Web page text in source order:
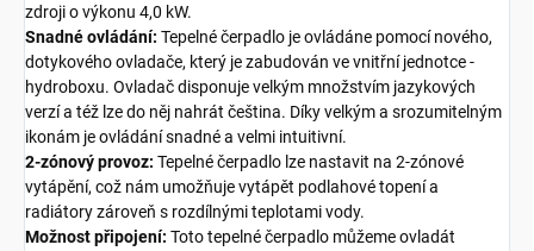
zdroji o výkonu 4,0 kW.
Snadné ovládání: Tepelné čerpadlo je ovládáne pomocí nového,
dotykového ovladače, který je zabudován ve vnitřní jednotce -
hydroboxu. Ovladač disponuje velkým množstvím jazykových
verzí a též lze do něj nahrát čeština. Díky velkým a srozumitelným
ikonám je ovládání snadné a velmi intuitivní.
2-zónový provoz: Tepelné čerpadlo lze nastavit na 2-zónové
vytápění, což nám umožňuje vytápět podlahové topení a
radiátory zároveň s rozdílnými teplotami vody.
Možnost připojení: Toto tepelné čerpadlo můžeme ovladát